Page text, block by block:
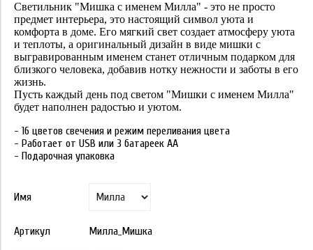
Cветильник "Мишка с именем Милла" - это не просто
предмет интерьера, это настоящий символ уюта и
комфорта в доме. Его мягкий свет создает атмосферу уюта
и теплоты, а оригинальный дизайн в виде мишки с
выгравированным именем станет отличным подарком для
близкого человека, добавив нотку нежности и заботы в его
жизнь.
Пусть каждый день под светом "Мишки с именем Милла"
будет наполнен радостью и уютом.
- 16 цветов свечения и режим переливания цвета
- Работает от USB или 3 батареек АА
- Подарочная упаковка
Имя
Артикул Милла_Мишка